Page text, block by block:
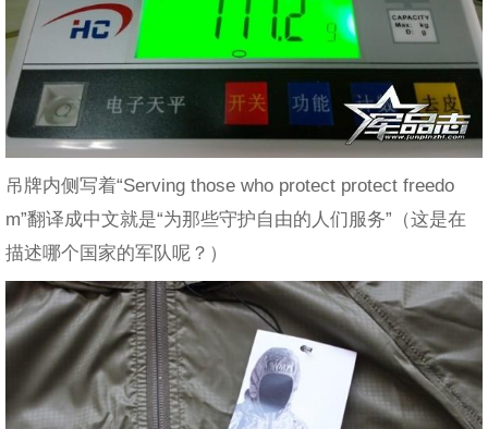
吊牌内侧写着“Serving those who protect protect freedo
m”翻译成中文就是“为那些守护自由的人们服务”（这是在
描述哪个国家的军队呢？）